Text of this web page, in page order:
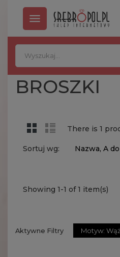

BROSZKI
There is 1
Sortuj wg: Nazwa, A
Showing 1-1 of 1 item(s)
Aktywne Filtry Motyw: Wąż